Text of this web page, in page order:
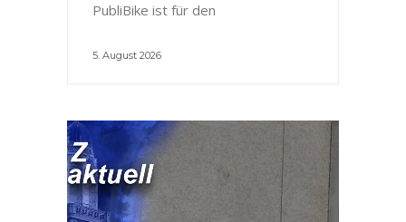
PubliBike ist für den
5. August 2026